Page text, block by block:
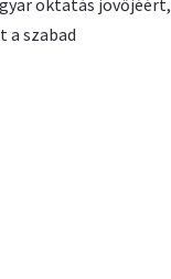
oktatás jövőjéért,
a szabad